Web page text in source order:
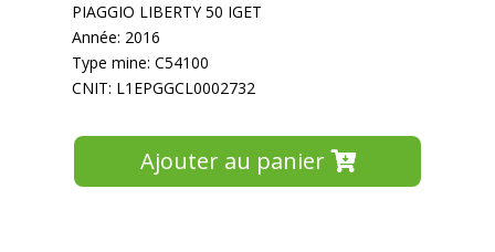
PIAGGIO LIBERTY 50 IGET
Année: 2016
Type mine: C54100
CNIT: L1EPGGCL0002732
Ajouter au panier